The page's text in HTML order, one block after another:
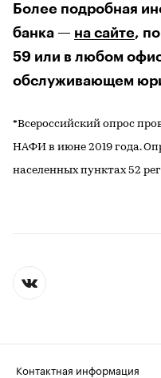
Более подробная
банка — на сайте,
59 или в любом
обслуживающем
*Всероссийский опрос
НАФИ в июне 2019 года.
населенных пунктах 52
Контактная информация